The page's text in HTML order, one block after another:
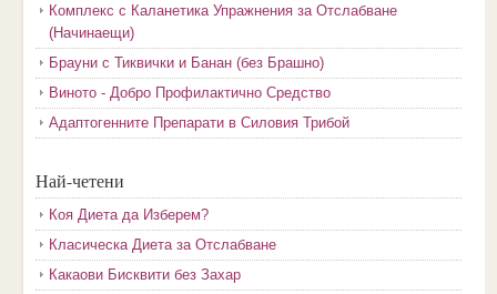
Комплекс с Каланетика Упражнения за Отслабване
(Начинаещи)
Брауни с Тиквички и Банан (без Брашно)
Виното - Добро Профилактично Средство
Адаптогенните Препарати в Силовия Трибой
Най-четени
Коя Диета да Изберем?
Класическа Диета за Отслабване
Какаови Бисквити без Захар